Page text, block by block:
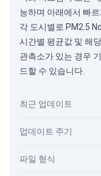
능하며 아래에서 빠
각 도시별로 PM2.5
시간별 평균값 및 해
관측소가 있는 경우
드할 수 있습니다.
최근 업데이트
업데이트 주기
파일 형식